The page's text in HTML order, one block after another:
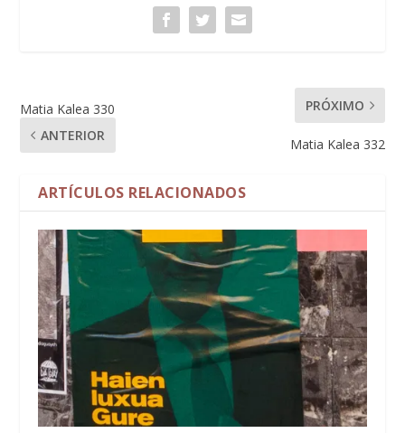
Matia Kalea 330
ANTERIOR
PRÓXIMO
Matia Kalea 332
ARTÍCULOS RELACIONADOS